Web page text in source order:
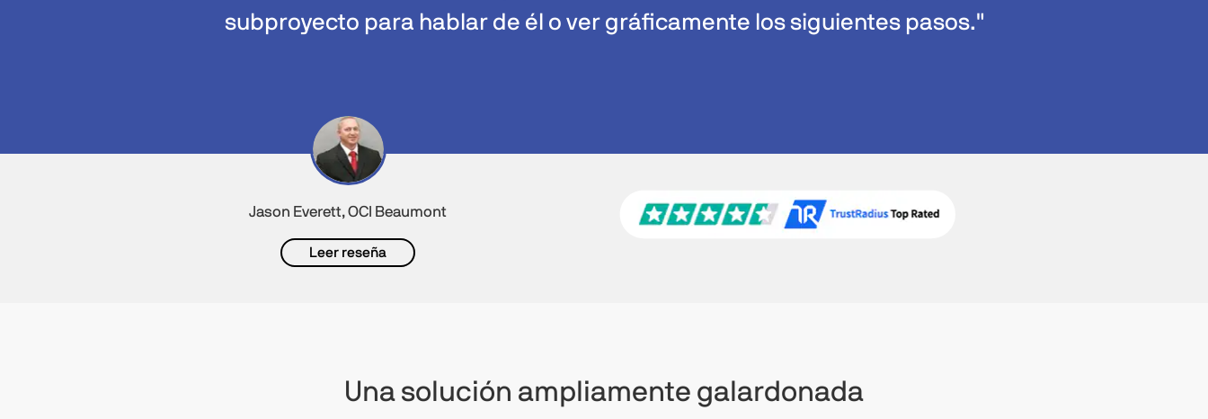
subproyecto para hablar de él o ver gráficamente los siguientes pasos."
Jason Everett, OCI Beaumont
Leer reseña
Una solución ampliamente galardonada